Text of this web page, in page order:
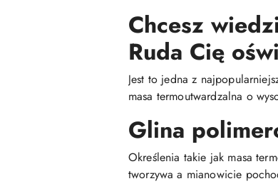
Chcesz
Ruda Cię
Jest to jedna z
masa termoutwardzalna o
Glina
Określenia takie jak masa
tworzywa a mianowicie